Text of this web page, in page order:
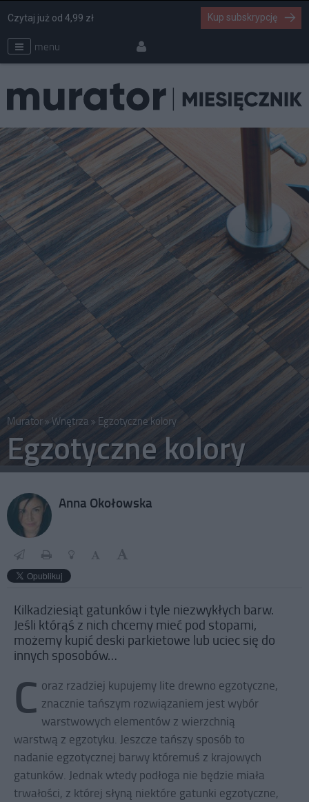
menu
Czytaj już od 4,99 zł Kup subskrypcję
Murator Wnętrza Egzotyczne kolory
Egzotyczne kolory
Anna Okołowska
Kilkadziesiąt gatunków i tyle niezwykłych barw.
Jeśli którąś z nich chcemy mieć pod stopami,
możemy kupić deski parkietowe lub uciec się do
innych sposobów…
C oraz rzadziej kupujemy lite drewno egzotyczne,
znacznie tańszym rozwiązaniem jest wybór
warstwowych elementów z wierzchnią
warstwą z egzotyku. Jeszcze tańszy sposób to
nadanie egzotycznej barwy któremuś z krajowych
gatunków. Jednak wtedy podłoga nie będzie miała
trwałości, z której słyną niektóre gatunki egzotyczne,